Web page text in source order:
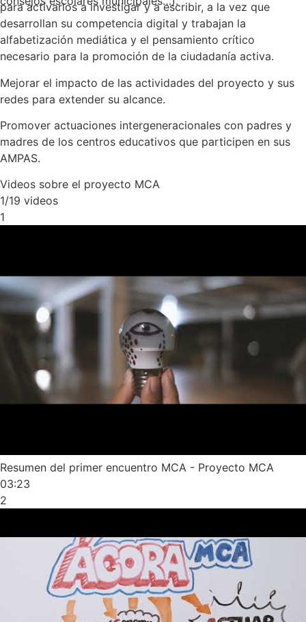
para activarlos a investigar y a escribir, a la vez que
desarrollan su competencia digital y trabajan la
alfabetización mediática y el pensamiento crítico
necesario para la promoción de la ciudadanía activa.
Mejorar el impacto de las actividades del proyecto y sus
redes para extender su alcance.
Promover actuaciones intergeneracionales con padres y
madres de los centros educativos que participen en sus
AMPAS.
Videos sobre el proyecto MCA
1/19 videos
1
Resumen del primer encuentro MCA - Proyecto MCA
03:23
2